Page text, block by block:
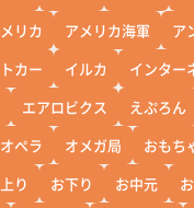
リカ アメリカ海軍 ア
カー イルカ インター
エアロビクス えぷろん
オペラ オメガ局 おもち
り お下り お中元